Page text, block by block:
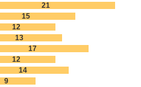
21
15
12
13
17
12
14
9